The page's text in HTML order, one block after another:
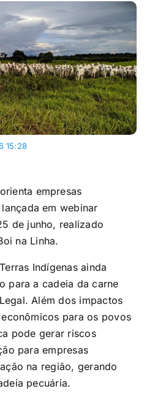
15:28
empresas
em webinar
de junho, realizado
na Linha.
Indígenas ainda
para a cadeia da carne
Além dos impactos
para os povos
pode gerar riscos
para empresas
na região, gerando
pecuária.